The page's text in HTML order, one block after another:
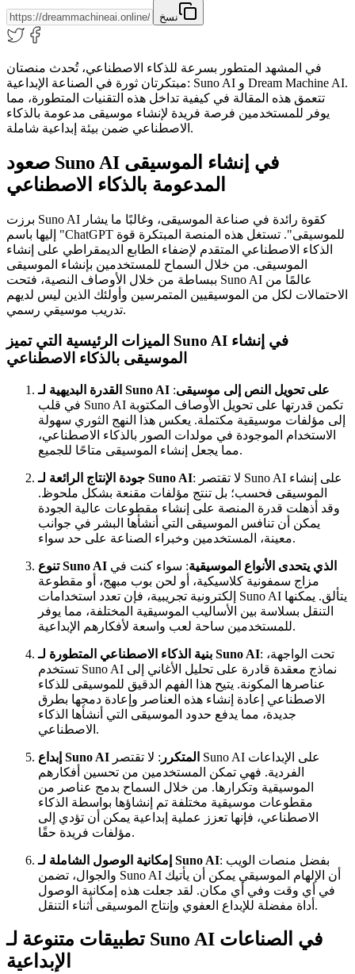
نسخ
في المشهد المتطور بسرعة للذكاء الاصطناعي، تُحدث منصتان
مبتكرتان ثورة في الصناعة الإبداعية: Suno AI و Dream Machine AI.
تتعمق هذه المقالة في كيفية تداخل هذه التقنيات المتطورة، مما
يوفر للمستخدمين فرصة فريدة لإنشاء موسيقى مدعومة بالذكاء
الاصطناعي ضمن بيئة إبداعية شاملة.
صعود Suno AI في إنشاء الموسيقى
المدعومة بالذكاء الاصطناعي
برزت Suno AI كقوة رائدة في صناعة الموسيقى، وغالبًا ما يشار
إليها باسم "ChatGPT للموسيقى". تستغل هذه المنصة المبتكرة قوة
الذكاء الاصطناعي المتقدم لإضفاء الطابع الديمقراطي على إنشاء
الموسيقى. من خلال السماح للمستخدمين بإنشاء الموسيقى
ببساطة من خلال الأوصاف النصية، فتحت Suno AI عالمًا من
الاحتمالات لكل من الموسيقيين المتمرسين وأولئك الذين ليس لديهم
تدريب موسيقي رسمي.
الميزات الرئيسية التي تميز Suno AI في إنشاء
الموسيقى بالذكاء الاصطناعي
القدرة البديهية لـ Suno AI على تحويل النص إلى موسيقى:
في قلب Suno AI تكمن قدرتها على تحويل الأوصاف المكتوبة
إلى مؤلفات موسيقية مكتملة. يعكس هذا النهج الثوري سهولة
الاستخدام الموجودة في مولدات الصور بالذكاء الاصطناعي،
مما يجعل إنشاء الموسيقى متاحًا للجميع.
جودة الإنتاج الرائعة لـ Suno AI: لا تقتصر Suno AI على إنشاء
الموسيقى فحسب؛ بل تنتج مؤلفات مقنعة بشكل ملحوظ.
وقد أذهلت قدرة المنصة على إنشاء مقطوعات عالية الجودة
يمكن أن تنافس الموسيقى التي أنشأها البشر في جوانب
معينة، المستخدمين وخبراء الصناعة على حد سواء.
تنوع Suno AI الذي يتحدى الأنواع الموسيقية: سواء كنت في
مزاج سمفونية كلاسيكية، أو لحن بوب مبهج، أو مقطوعة
إلكترونية تجريبية، فإن تعدد استخدامات Suno AI يتألق. يمكنها
التنقل بسلاسة بين الأساليب الموسيقية المختلفة، مما يوفر
للمستخدمين ساحة لعب واسعة لأفكارهم الإبداعية.
بنية الذكاء الاصطناعي المتطورة لـ Suno AI: تحت الواجهة،
تستخدم Suno AI نماذج معقدة قادرة على تحليل الأغاني إلى
عناصرها المكونة. يتيح هذا الفهم الدقيق للموسيقى للذكاء
الاصطناعي إعادة إنشاء هذه العناصر وإعادة دمجها بطرق
جديدة، مما يدفع حدود الموسيقى التي أنشأها الذكاء
الاصطناعي.
إبداع Suno AI المتكرر : لا تقتصر Suno AI على الإبداعات
الفردية. فهي تمكن المستخدمين من تحسين أفكارهم
الموسيقية وتكرارها. من خلال السماح بدمج عناصر من
مقطوعات موسيقية مختلفة تم إنشاؤها بواسطة الذكاء
الاصطناعي، فإنها تعزز عملية إبداعية يمكن أن تؤدي إلى
مؤلفات فريدة حقًا.
إمكانية الوصول الشاملة لـ Suno AI: بفضل منصات الويب
والجوال، تضمن Suno AI أن الإلهام الموسيقي يمكن أن يأتيك
في أي وقت وفي أي مكان. لقد جعلت هذه إمكانية الوصول
أداة مفضلة للإبداع العفوي وإنتاج الموسيقى أثناء التنقل.
تطبيقات متنوعة لـ Suno AI في الصناعات
الإبداعية